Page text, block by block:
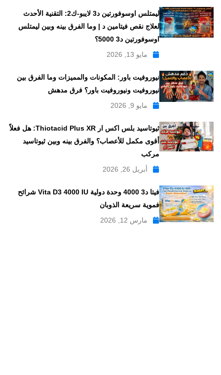
ليمتلس اوسوفورتين د3 لايبو-ك2: التقنية الأحدث
لعلاج نقص فيتامين د | وما الفرق بينه وبين ليمتلس
اوسوفورتين د3 5000؟
مايو 13, 2026
نيوروفيت باور: المكونات والمميزات وما الفرق بين
نيوروفيت ونيوروفيت باور؟ فرق مدهش
مايو 9, 2026
ثيوتاسيد بلس اكس ار Thiotacid Plus XR: هل فعلاً
أقوى مكمل للأعصاب؟ والفرق بينه وبين ثيوتاسيد
مركب
أبريل 26, 2026
فيتا د3 4000 وحدة دولية Vita D3 4000 IU شرائح
فموية سريعة الذوبان
مارس 12, 2026